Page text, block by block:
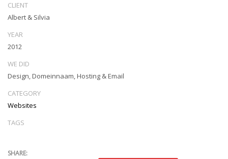
CLIENT
Albert & Silvia
YEAR
2012
WE DID
Design, Domeinnaam, Hosting & Email
CATEGORY
Websites
TAGS